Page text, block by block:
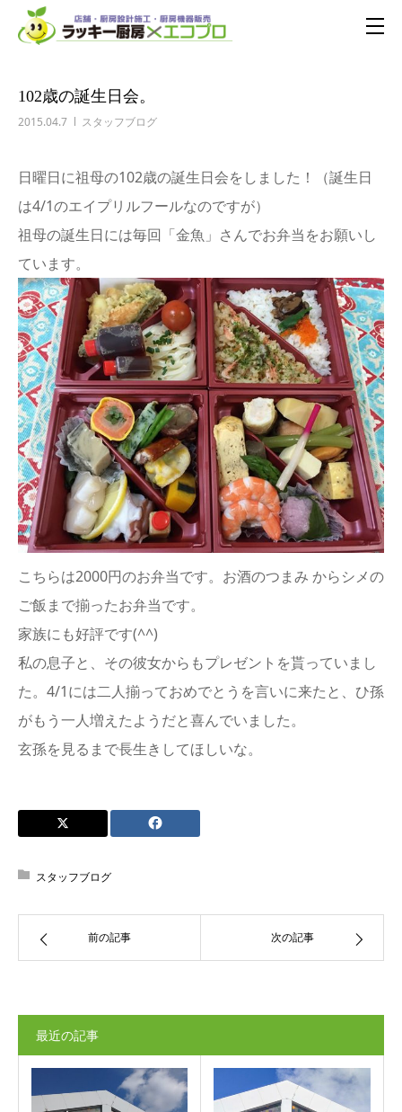
102歳の誕生日会。
2015.04.7 スタッフブログ
日曜日に祖母の102歳の誕生日会をしました！（誕生日
は4/1のエイプリルフールなのですが）
祖母の誕生日には毎回「金魚」さんでお弁当をお願いし
ています。
こちらは2000円のお弁当です。お酒のつまみ からシメの
ご飯まで揃ったお弁当です。
家族にも好評です(^^)
私の息子と、その彼女からもプレゼントを貰っていまし
た。4/1には二人揃っておめでとうを言いに来たと、ひ孫
がもう一人増えたようだと喜んでいました。
玄孫を見るまで長生きしてほしいな。
スタッフブログ
前の記事 次の記事
最近の記事